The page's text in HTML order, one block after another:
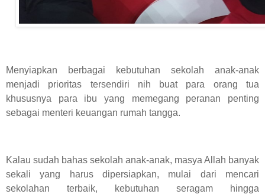
Menyiapkan berbagai kebutuhan sekolah anak-anak
menjadi prioritas tersendiri nih buat para orang tua
khususnya para ibu yang memegang peranan penting
sebagai menteri keuangan rumah tangga.
Kalau sudah bahas sekolah anak-anak, masya Allah banyak
sekali yang harus dipersiapkan, mulai dari mencari
sekolahan terbaik, kebutuhan seragam hingga